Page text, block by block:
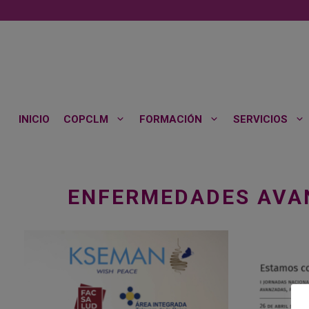
al
INICIO COPCLM FORMACIÓN SERVICIOS
ENFERMEDADES